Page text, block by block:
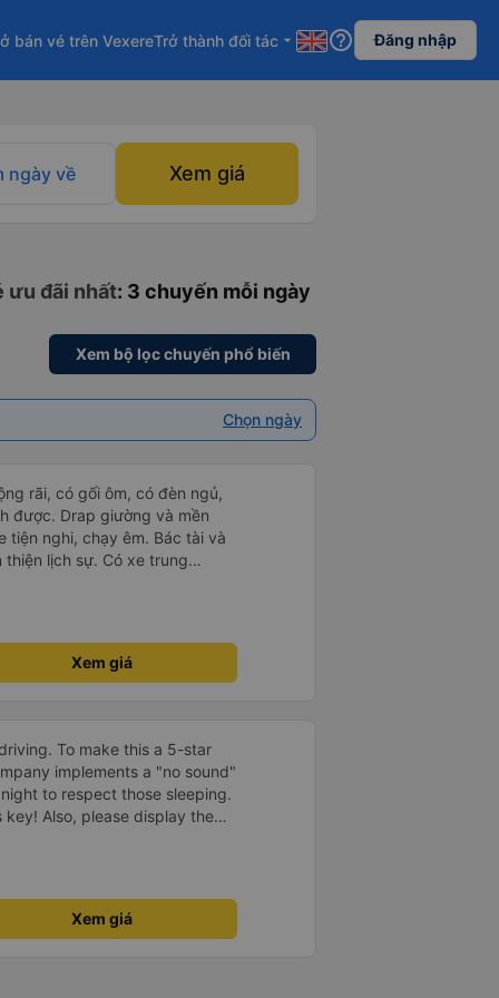
bán vé trên VexereTrở thành đối tác arrow_drop_down help_outline Đăng nhập
ngày về Xem giá
ưu đãi nhất: 3 chuyến mỗi ngày
Xem bộ lọc chuyến phổ biến
Chọn ngày
rãi, có gối ôm, có đèn ngủ,
được. Drap giường và mền
tiện nghi, chạy êm. Bác tài và
lịch sự. Có xe trung
tuy hoà rất tiện. Giá vé hợp
Xem giá
To make this a 5-star
implements a "no sound"
to respect those sleeping.
key! Also, please display the
cabin for convenience. I
quy định rõ ràng về việc giữ im
vào ban đêm để tránh làm
Xem giá